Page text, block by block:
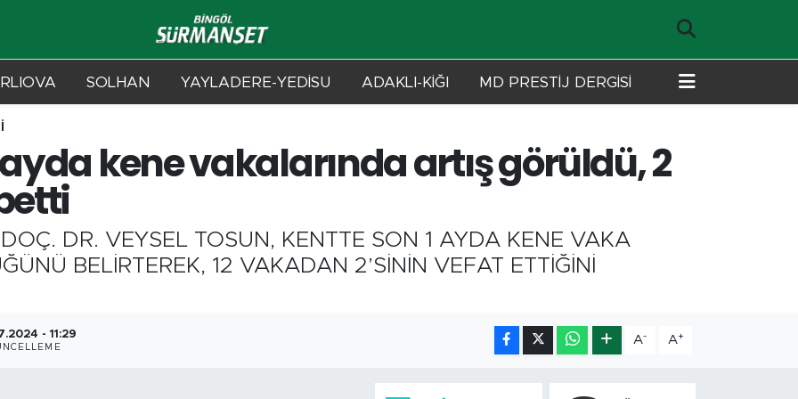
SOLHAN YAYLADERE-YEDİSU ADAKLI-KİĞI MD PRESTİJ DERGİSİ
kene vakalarında artış görüldü, 2
DR. VEYSEL TOSUN, KENTTE SON 1 AYDA KENE VAKA
BELİRTEREK, 12 VAKADAN 2’SİNİN VEFAT ETTİĞİNİ
- 11:29 A- A+